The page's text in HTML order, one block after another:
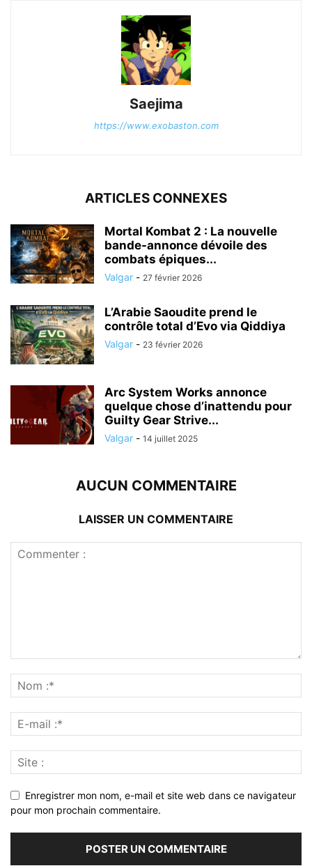
Saejima
https://www.exobaston.com
ARTICLES CONNEXES
Mortal Kombat 2 : La nouvelle
bande-annonce dévoile des
combats épiques...
Valgar - 27 février 2026
L’Arabie Saoudite prend le
contrôle total d’Evo via Qiddiya
Valgar - 23 février 2026
Arc System Works annonce
quelque chose d’inattendu pour
Guilty Gear Strive...
Valgar - 14 juillet 2025
AUCUN COMMENTAIRE
LAISSER UN COMMENTAIRE
Enregistrer mon nom, e-mail et site web dans ce navigateur
pour mon prochain commentaire.